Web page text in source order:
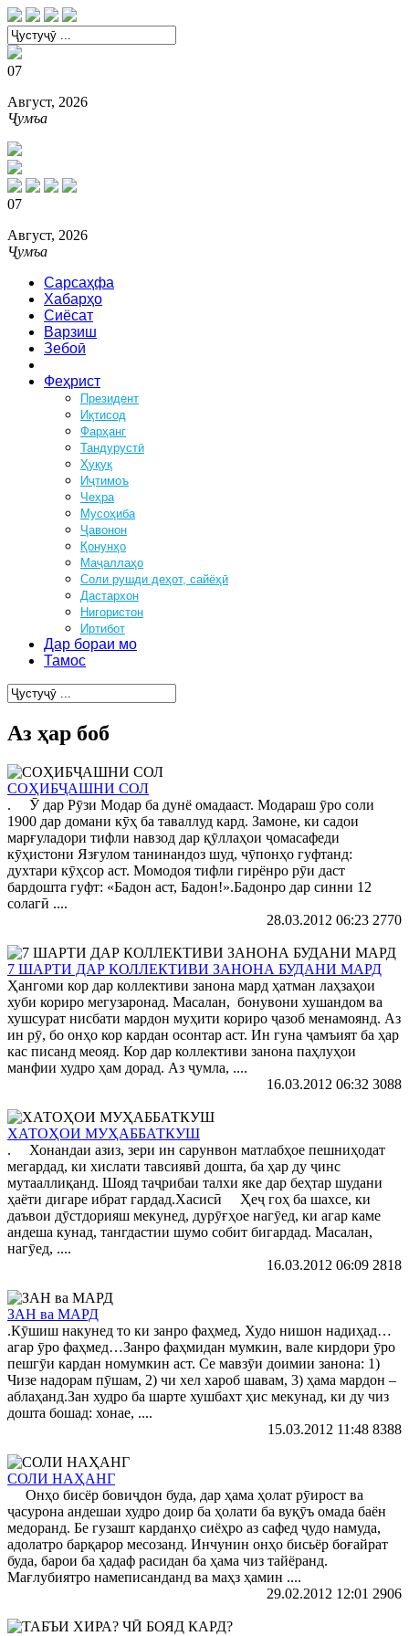
07
Август, 2026
Ҷумъа
07
Август, 2026
Ҷумъа
Сарсаҳфа
Хабарҳо
Сиёсат
Варзиш
Зебоӣ
Феҳрист
Президент
Иқтисод
Фарҳанг
Тандурустӣ
Ҳуқуқ
Иҷтимоъ
Чеҳра
Мусоҳиба
Ҷавонон
Қонунҳо
Маҷаллаҳо
Соли рушди деҳот, сайёҳӣ
Дастархон
Нигористон
Иртибот
Дар бораи мо
Тамос
Аз ҳар боб
СОҲИБҶАШНИ СОЛ
. Ӯ дар Рӯзи Модар ба дунё омадааст. Модараш ӯро соли
1900 дар домани кӯҳ ба таваллуд кард. Замоне, ки садои
марғуладори тифли навзод дар қӯллаҳои ҷомасафеди
кӯҳистони Язғулом танинандоз шуд, чӯпонҳо гуфтанд:
духтари кӯҳсор аст. Момодоя тифли гирёнро рӯи даст
бардошта гуфт: «Бадон аст, Бадон!».Бадонро дар синни 12
солагӣ ....
28.03.2012 06:23 2770
7 ШАРТИ ДАР КОЛЛЕКТИВИ ЗАНОНА БУДАНИ МАРД
Ҳангоми кор дар коллективи занона мард ҳатман лаҳзаҳои
хуби кориро мегузаронад. Масалан, бонувони хушандом ва
хушсурат нисбати мардон муҳити кориро ҷазоб менамоянд. Аз
ин рӯ, бо онҳо кор кардан осонтар аст. Ин гуна ҷамъият ба ҳар
кас писанд меояд. Кор дар коллективи занона паҳлуҳои
манфии худро ҳам дорад. Аз ҷумла, ....
16.03.2012 06:32 3088
ХАТОҲОИ МУҲАББАТКУШ
. Хонандаи азиз, зери ин сарунвон матлабҳое пешниҳодат
мегардад, ки хислати тавсиявӣ дошта, ба ҳар ду ҷинс
мутааллиқанд. Шояд таҷрибаи талхи яке дар беҳтар шудани
ҳаёти дигаре ибрат гардад.Хасисӣ Ҳеҷ гоҳ ба шахсе, ки
даъвои дӯстдорияш мекунед, дурӯғҳое нагӯед, ки агар каме
андеша кунад, тангдастии шумо собит бигардад. Масалан,
нагӯед, ....
16.03.2012 06:09 2818
ЗАН ва МАРД
.Кӯшиш накунед то ки занро фаҳмед, Худо нишон надиҳад…
агар ӯро фаҳмед…Занро фаҳмидан мумкин, вале кирдори ӯро
пешгӯи кардан номумкин аст. Се мавзӯи доимии занона: 1)
Чизе надорам пӯшам, 2) чи хел хароб шавам, 3) ҳама мардон –
аблаҳанд.Зан худро ба шарте хушбахт ҳис мекунад, ки ду чиз
дошта бошад: хонае, ....
15.03.2012 11:48 8388
СОЛИ НАҲАНГ
Онҳо бисёр бовиҷдон буда, дар ҳама ҳолат рӯирост ва
ҷасурона андешаи худро доир ба ҳолати ба вуқӯъ омада баён
медоранд. Бе гузашт карданҳо сиёҳро аз сафед ҷудо намуда,
адолатро барқарор месозанд. Инчунин онҳо бисьёр боғайрат
буда, барои ба ҳадаф расидан ба ҳама чиз тайёранд.
Мағлубиятро намеписанданд ва маҳз ҳамин ....
29.02.2012 12:01 2906